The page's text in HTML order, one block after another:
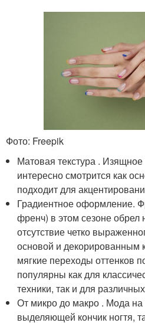
Фото: Freepik
Матовая текстура .
интересно смотрится как
подходит для
Градиентное оформление.
френч) в этом сезоне обрел
отсутствие четко
основой и декорированным
мягкие переходы оттенков
популярны как для
техники, так и для
От микро до макро . Мода
выделяющей кончик ногтя,